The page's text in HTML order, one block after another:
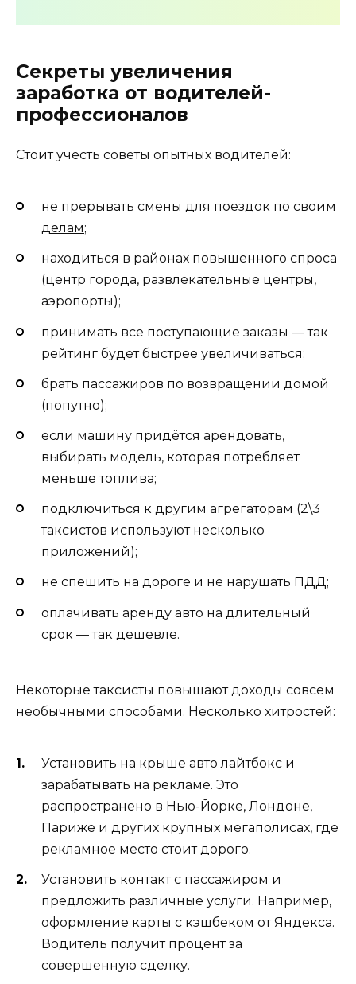
Секреты увеличения
заработка от водителей-
профессионалов
Стоит учесть советы опытных водителей:
не прерывать смены для поездок по своим
делам;
находиться в районах повышенного спроса
(центр города, развлекательные центры,
аэропорты);
принимать все поступающие заказы — так
рейтинг будет быстрее увеличиваться;
брать пассажиров по возвращении домой
(попутно);
если машину придётся арендовать,
выбирать модель, которая потребляет
меньше топлива;
подключиться к другим агрегаторам (2\3
таксистов используют несколько
приложений);
не спешить на дороге и не нарушать ПДД;
оплачивать аренду авто на длительный
срок — так дешевле.
Некоторые таксисты повышают доходы совсем
необычными способами. Несколько хитростей:
Установить на крыше авто лайтбокс и
зарабатывать на рекламе. Это
распространено в Нью-Йорке, Лондоне,
Париже и других крупных мегаполисах, где
рекламное место стоит дорого.
Установить контакт с пассажиром и
предложить различные услуги. Например,
оформление карты с кэшбеком от Яндекса.
Водитель получит процент за
совершенную сделку.